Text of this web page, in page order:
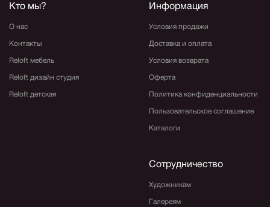
Кто мы?
О нас
Контакты
Reloft мебель
Reloft дизайн студия
Reloft детская
Информация
Условия продажи
Доставка и оплата
Условия возврата
Оферта
Политика конфиденциальности
Пользовательское соглашение
Каталоги
Сотрудничество
Художникам
Галереям